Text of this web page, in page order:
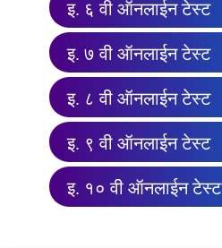
इ. ६ वी ऑनलाईन टेस्ट
इ. ७ वी ऑनलाईन टेस्ट
इ. ८ वी ऑनलाईन टेस्ट
इ. ९ वी ऑनलाईन टेस्ट
इ. १० वी ऑनलाईन टेस्ट